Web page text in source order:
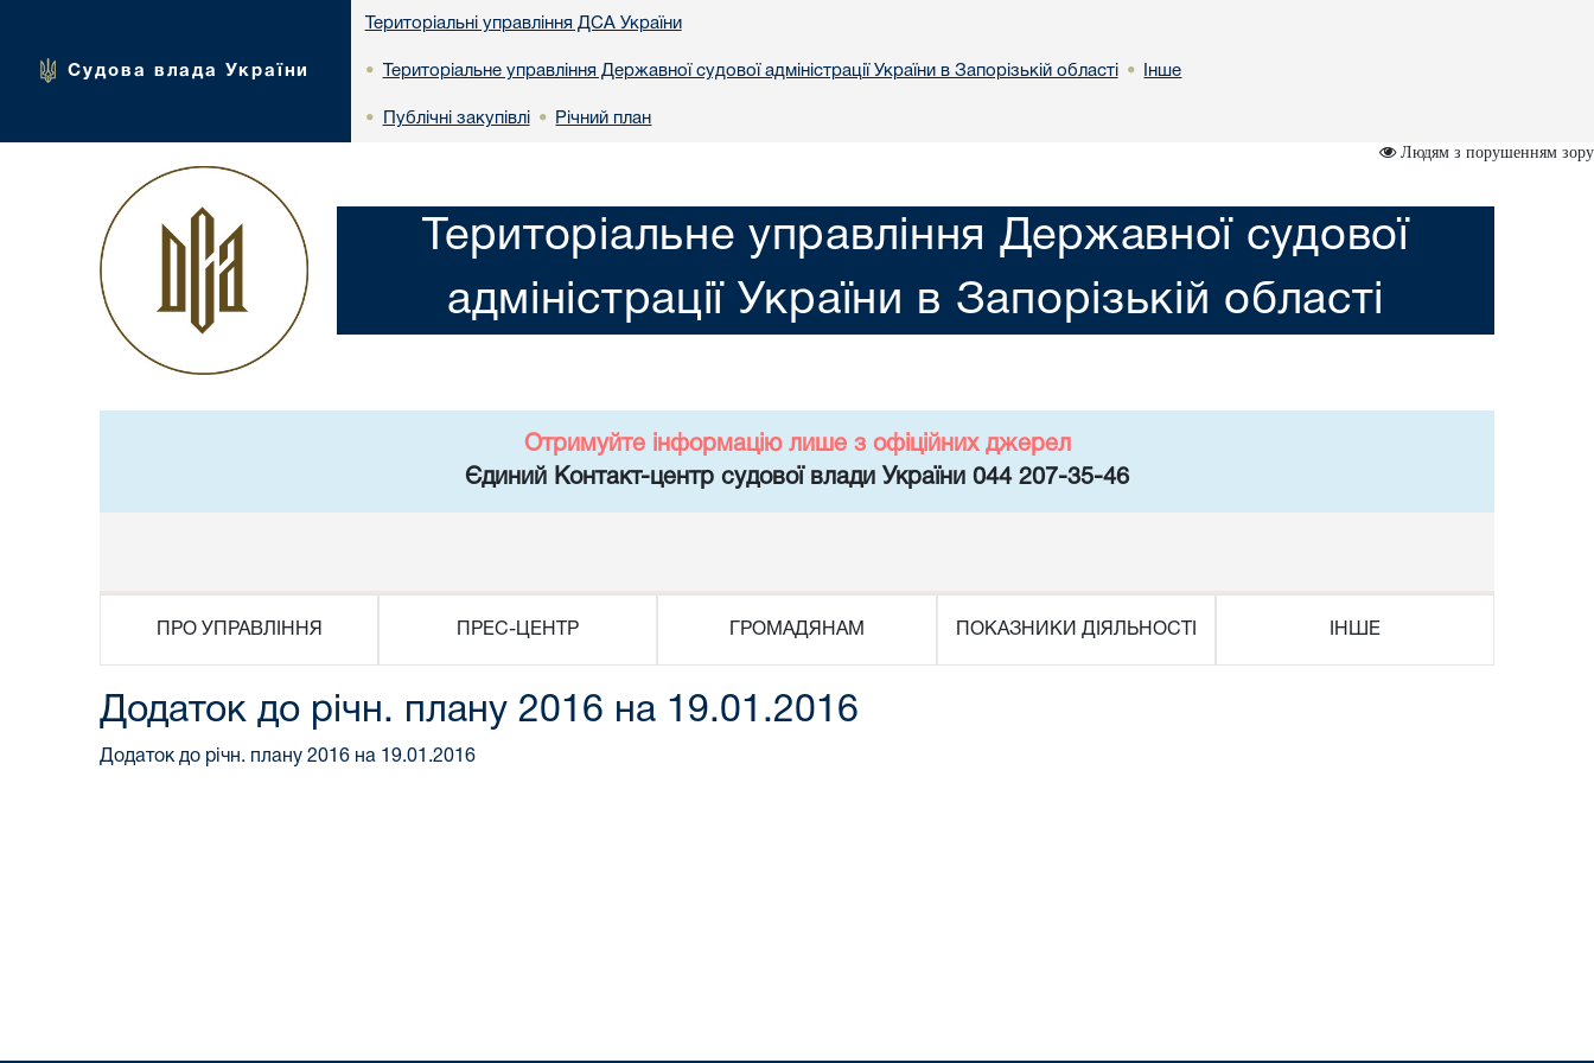
Судова влада України
Територіальні управління ДСА України
• Територіальне управління Державної судової адміністрації України в Запорізькій області • Інше
• Публічні закупівлі • Річний план
Людям з порушенням зору
Територіальне управління Державної судової
адміністрації України в Запорізькій області
Отримуйте інформацію лише з офіційних джерел
Єдиний Контакт-центр судової влади України 044 207-35-46
ПРО УПРАВЛІННЯ ПРЕС-ЦЕНТР ГРОМАДЯНАМ ПОКАЗНИКИ ДІЯЛЬНОСТІ ІНШЕ
Додаток до річн. плану 2016 на 19.01.2016
Додаток до річн. плану 2016 на 19.01.2016